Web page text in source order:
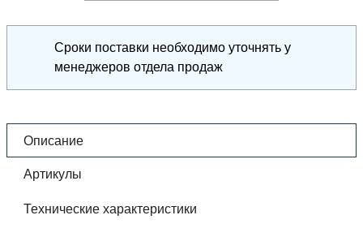
Сроки поставки необходимо уточнять у
менеджеров отдела продаж
Описание
Артикулы
Технические характеристики